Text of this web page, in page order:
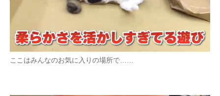
ここはみんなのお気に入りの場所で……